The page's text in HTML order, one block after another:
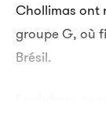
Chollimas ont
groupe G, où
Brésil.
En dehors
Russie, les